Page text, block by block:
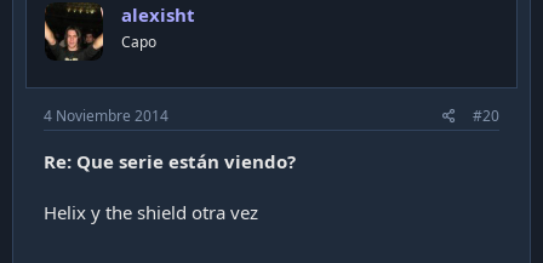
alexisht
Capo
4 Noviembre 2014 #20
Re: Que serie están viendo?
Helix y the shield otra vez